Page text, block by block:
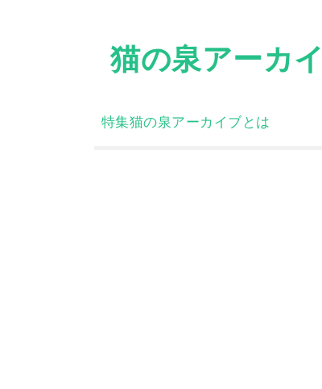
猫の泉アーカ
特集猫の泉アーカイブとは